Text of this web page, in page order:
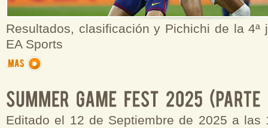
Resultados, clasificación y Pichichi de la 4ª
EA Sports
Editado el 12 de Septiembre de 2025 a